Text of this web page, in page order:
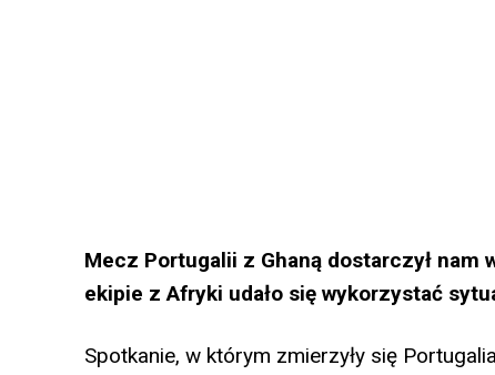
Mecz Portugalii z Ghaną dostarczył
ekipie z Afryki udało się wykorzystać
Spotkanie, w którym zmierzyły się